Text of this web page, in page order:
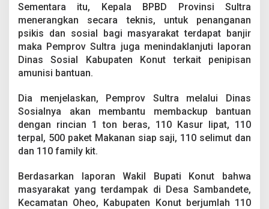
Sementara itu, Kepala BPBD Provinsi Sultra
menerangkan secara teknis, untuk penanganan
psikis dan sosial bagi masyarakat terdapat banjir
maka Pemprov Sultra juga menindaklanjuti laporan
Dinas Sosial Kabupaten Konut terkait penipisan
amunisi bantuan.
Dia menjelaskan, Pemprov Sultra melalui Dinas
Sosialnya akan membantu membackup bantuan
dengan rincian 1 ton beras, 110 Kasur lipat, 110
terpal, 500 paket Makanan siap saji, 110 selimut dan
dan 110 family kit.
Berdasarkan laporan Wakil Bupati Konut bahwa
masyarakat yang terdampak di Desa Sambandete,
Kecamatan Oheo, Kabupaten Konut berjumlah 110